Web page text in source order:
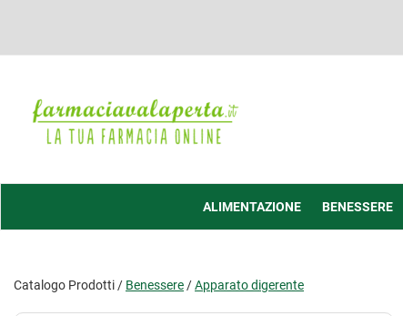
Valaperta
ALIMENTAZIONE BENESSERE
Catalogo Prodotti / Benessere /Apparato digerente